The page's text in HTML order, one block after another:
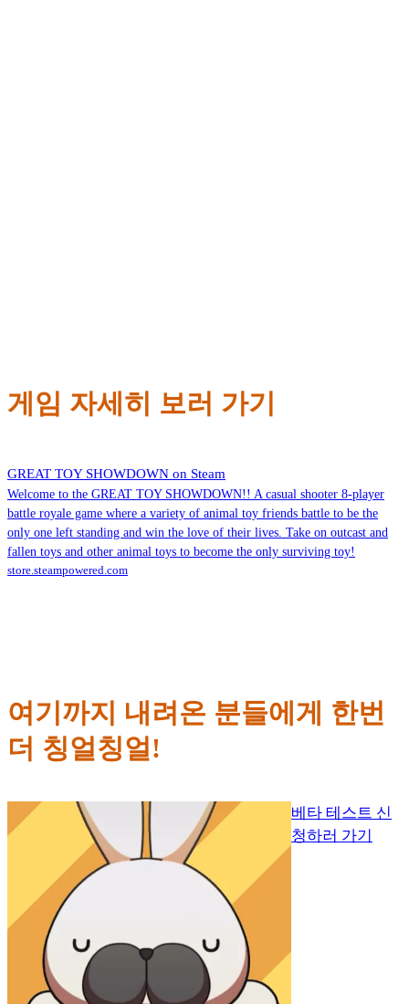
게임 자세히 보러 가기
GREAT TOY SHOWDOWN on Steam
Welcome to the GREAT TOY SHOWDOWN!! A casual shooter 8-player
battle royale game where a variety of animal toy friends battle to be the
only one left standing and win the love of their lives. Take on outcast and
fallen toys and other animal toys to become the only surviving toy!
store.steampowered.com
여기까지 내려온 분들에게 한번
더 칭얼칭얼!
베타 테스트 신
청하러 가기